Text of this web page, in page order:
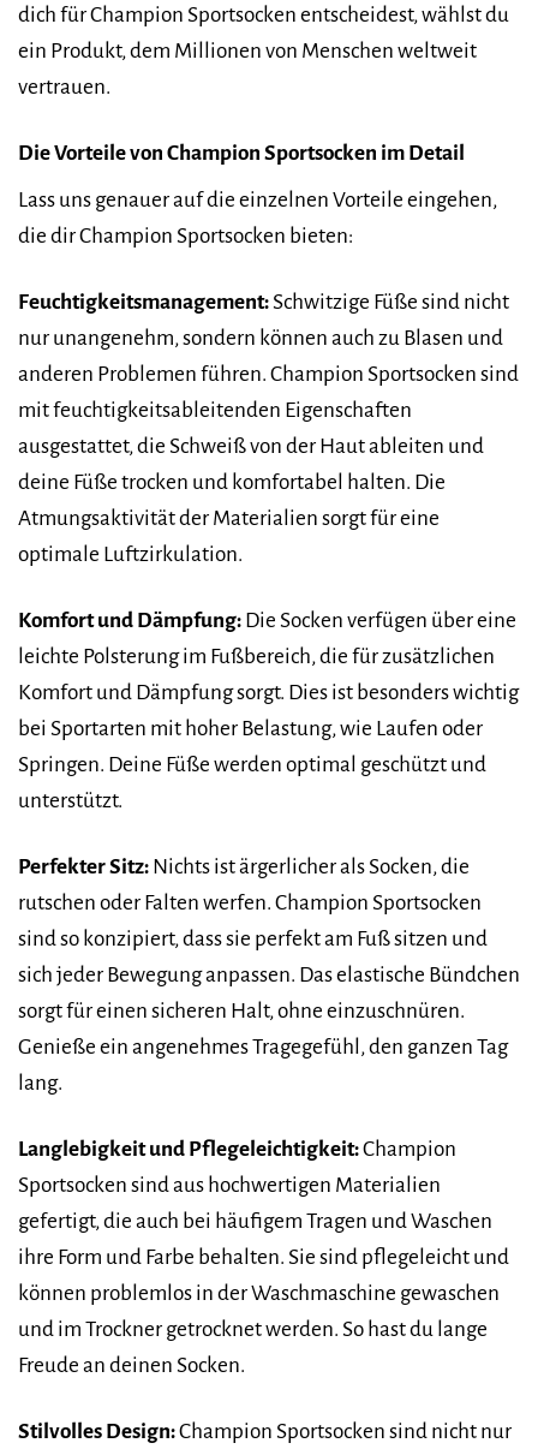
dich für Champion Sportsocken entscheidest, wählst du
ein Produkt, dem Millionen von Menschen weltweit
vertrauen.
Die Vorteile von Champion Sportsocken im Detail
Lass uns genauer auf die einzelnen Vorteile eingehen,
die dir Champion Sportsocken bieten:
Feuchtigkeitsmanagement:Schwitzige Füße sind nicht
nur unangenehm, sondern können auch zu Blasen und
anderen Problemen führen. Champion Sportsocken sind
mit feuchtigkeitsableitenden Eigenschaften
ausgestattet, die Schweiß von der Haut ableiten und
deine Füße trocken und komfortabel halten. Die
Atmungsaktivität der Materialien sorgt für eine
optimale Luftzirkulation.
Komfort und Dämpfung: Die Socken verfügen über eine
leichte Polsterung im Fußbereich, die für zusätzlichen
Komfort und Dämpfung sorgt. Dies ist besonders wichtig
bei Sportarten mit hoher Belastung, wie Laufen oder
Springen. Deine Füße werden optimal geschützt und
unterstützt.
Perfekter Sitz: Nichts ist ärgerlicher als Socken, die
rutschen oder Falten werfen. Champion Sportsocken
sind so konzipiert, dass sie perfekt am Fuß sitzen und
sich jeder Bewegung anpassen. Das elastische Bündchen
sorgt für einen sicheren Halt, ohne einzuschnüren.
Genieße ein angenehmes Tragegefühl, den ganzen Tag
lang.
Langlebigkeit und Pflegeleichtigkeit:Champion
Sportsocken sind aus hochwertigen Materialien
gefertigt, die auch bei häufigem Tragen und Waschen
ihre Form und Farbe behalten. Sie sind pflegeleicht und
können problemlos in der Waschmaschine gewaschen
und im Trockner getrocknet werden. So hast du lange
Freude an deinen Socken.
Stilvolles Design:Champion Sportsocken sind nicht nur